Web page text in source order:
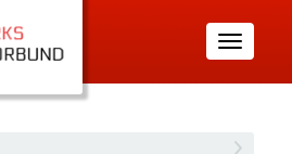
Toggle
navigation